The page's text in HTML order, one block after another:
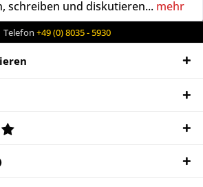
schreiben und diskutieren... mehr
Telefon +49 (0) 8035 - 5930